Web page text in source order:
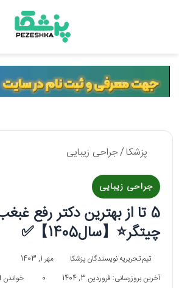
پزشکا/جراحی زیبایی
جراحی زیبایی
5 تا از بهترین دکتر رفع
چیتگر⭐【سال1405】✅
تیم تحریریه نویسندگان پزشکا
مهر 1, 1403
آخرین بروزرسانی: فروردین 3, 1404
0 خواندن